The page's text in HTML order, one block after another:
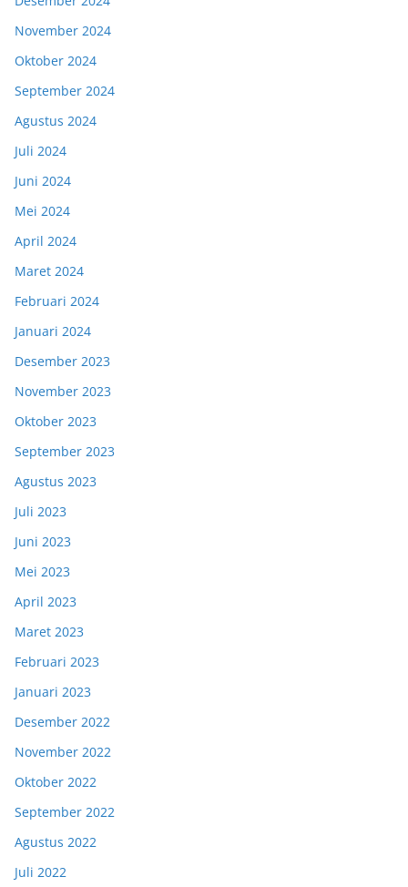
November 2024
Oktober 2024
September 2024
Agustus 2024
Juli 2024
Juni 2024
Mei 2024
April 2024
Maret 2024
Februari 2024
Januari 2024
Desember 2023
November 2023
Oktober 2023
September 2023
Agustus 2023
Juli 2023
Juni 2023
Mei 2023
April 2023
Maret 2023
Februari 2023
Januari 2023
Desember 2022
November 2022
Oktober 2022
September 2022
Agustus 2022
Juli 2022